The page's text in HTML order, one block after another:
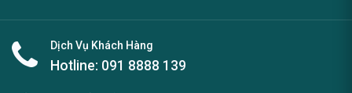
Dịch Vụ Khách Hàng
Hotline: 091 8888 139